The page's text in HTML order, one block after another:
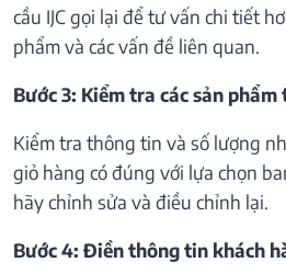
cầu IJC gọi lại để tư vấn chi tiết
phẩm và các vấn đề liên quan.
Bước 3: Kiểm tra các sản
Kiểm tra thông tin và số lượng
giỏ hàng có đúng với lựa chọn
hãy chỉnh sửa và điều chỉnh lại.
Bước 4: Điền thông tin khách